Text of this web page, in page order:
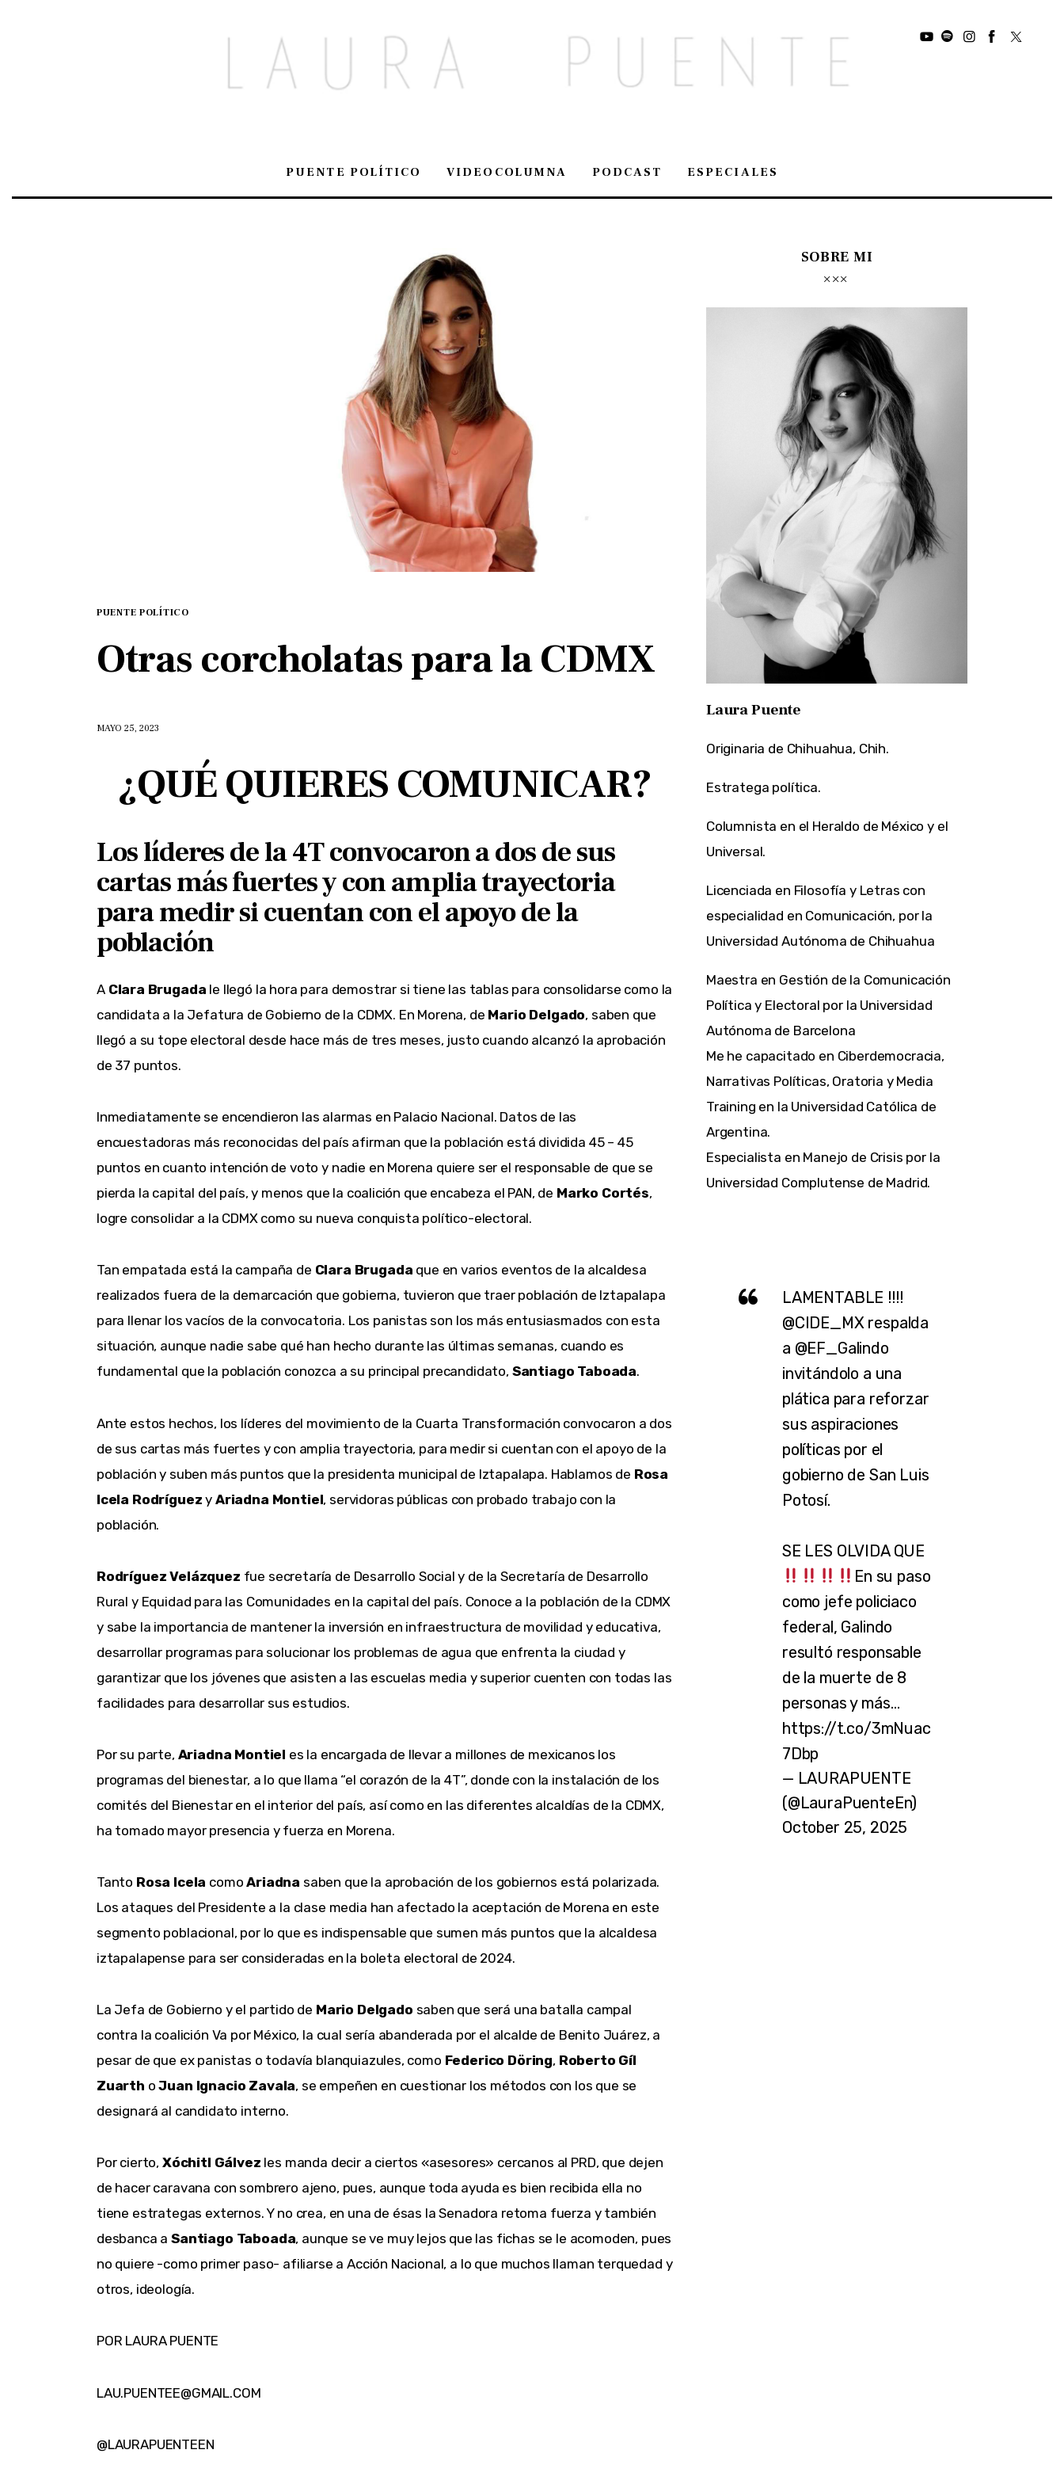
PUENTE POLÍTICO VIDEOCOLUMNA PODCAST ESPECIALES
PUENTE POLÍTICO
Otras corcholatas para la CDMX
MAYO 25, 2023
¿QUÉ QUIERES COMUNICAR?
Los líderes de la 4T convocaron a dos de sus
cartas más fuertes y con amplia trayectoria
para medir si cuentan con el apoyo de la
población
A Clara Brugada le llegó la hora para demostrar si tiene las tablas para consolidarse como la
candidata a la Jefatura de Gobierno de la CDMX. En Morena, de Mario Delgado, saben que
llegó a su tope electoral desde hace más de tres meses, justo cuando alcanzó la aprobación
de 37 puntos.
Inmediatamente se encendieron las alarmas en Palacio Nacional. Datos de las
encuestadoras más reconocidas del país afirman que la población está dividida 45 – 45
puntos en cuanto intención de voto y nadie en Morena quiere ser el responsable de que se
pierda la capital del país, y menos que la coalición que encabeza el PAN, de Marko Cortés,
logre consolidar a la CDMX como su nueva conquista político-electoral.
Tan empatada está la campaña de Clara Brugada que en varios eventos de la alcaldesa
realizados fuera de la demarcación que gobierna, tuvieron que traer población de Iztapalapa
para llenar los vacíos de la convocatoria. Los panistas son los más entusiasmados con esta
situación, aunque nadie sabe qué han hecho durante las últimas semanas, cuando es
fundamental que la población conozca a su principal precandidato, Santiago Taboada.
Ante estos hechos, los líderes del movimiento de la Cuarta Transformación convocaron a dos
de sus cartas más fuertes y con amplia trayectoria, para medir si cuentan con el apoyo de la
población y suben más puntos que la presidenta municipal de Iztapalapa. Hablamos de Rosa
Icela Rodríguez y Ariadna Montiel, servidoras públicas con probado trabajo con la
población.
Rodríguez Velázquez fue secretaría de Desarrollo Social y de la Secretaría de Desarrollo
Rural y Equidad para las Comunidades en la capital del país. Conoce a la población de la CDMX
y sabe la importancia de mantener la inversión en infraestructura de movilidad y educativa,
desarrollar programas para solucionar los problemas de agua que enfrenta la ciudad y
garantizar que los jóvenes que asisten a las escuelas media y superior cuenten con todas las
facilidades para desarrollar sus estudios.
Por su parte, Ariadna Montiel es la encargada de llevar a millones de mexicanos los
programas del bienestar, a lo que llama “el corazón de la 4T”, donde con la instalación de los
comités del Bienestar en el interior del país, así como en las diferentes alcaldías de la CDMX,
ha tomado mayor presencia y fuerza en Morena.
Tanto Rosa Icela comoAriadna saben que la aprobación de los gobiernos está polarizada.
Los ataques del Presidente a la clase media han afectado la aceptación de Morena en este
segmento poblacional, por lo que es indispensable que sumen más puntos que la alcaldesa
iztapalapense para ser consideradas en la boleta electoral de 2024.
La Jefa de Gobierno y el partido de Mario Delgado saben que será una batalla campal
contra la coalición Va por México, la cual sería abanderada por el alcalde de Benito Juárez, a
pesar de que ex panistas o todavía blanquiazules, como Federico Döring, Roberto Gíl
Zuarth oJuan Ignacio Zavala, se empeñen en cuestionar los métodos con los que se
designará al candidato interno.
Por cierto, Xóchitl Gálvez les manda decir a ciertos «asesores» cercanos al PRD, que dejen
de hacer caravana con sombrero ajeno, pues, aunque toda ayuda es bien recibida ella no
tiene estrategas externos. Y no crea, en una de ésas la Senadora retoma fuerza y también
desbanca aSantiago Taboada, aunque se ve muy lejos que las fichas se le acomoden, pues
no quiere -como primer paso- afiliarse a Acción Nacional, a lo que muchos llaman terquedad y
otros, ideología.
POR LAURA PUENTE
LAU.PUENTEE@GMAIL.COM
@LAURAPUENTEEN
SOBRE MI
Laura Puente
Originaria de Chihuahua, Chih.
Estratega política.
Columnista en el Heraldo de México y el
Universal.
Licenciada en Filosofía y Letras con
especialidad en Comunicación, por la
Universidad Autónoma de Chihuahua
Maestra en Gestión de la Comunicación
Política y Electoral por la Universidad
Autónoma de Barcelona
Me he capacitado en Ciberdemocracia,
Narrativas Políticas, Oratoria y Media
Training en la Universidad Católica de
Argentina.
Especialista en Manejo de Crisis por la
Universidad Complutense de Madrid.
LAMENTABLE !!!!
@CIDE_MXrespalda
a @EF_Galindo
invitándolo a una
plática para reforzar
sus aspiraciones
políticas por el
gobierno de San Luis
Potosí.
SE LES OLVIDA QUE
En su paso
como jefe policiaco
federal, Galindo
resultó responsable
de la muerte de 8
personas y más…
https://t.co/3mNuac
7Dbp
— LAURAPUENTE
(@LauraPuenteEn)
October 25, 2025